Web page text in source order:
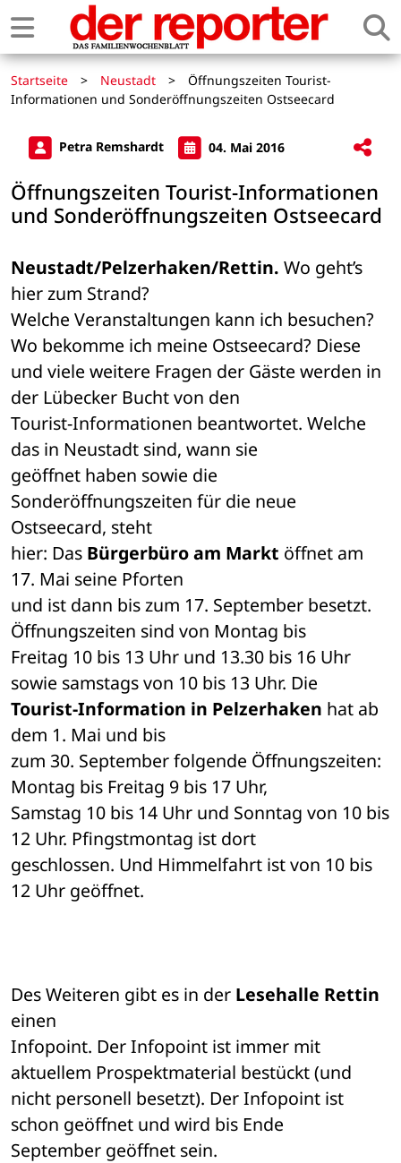
Startseite > Neustadt >
Öffnungszeiten Tourist-
Informationen und Sonderöffnungszeiten Ostseecard
Petra Remshardt 04. Mai 2016
Öffnungszeiten Tourist-Informationen
und Sonderöffnungszeiten Ostseecard
Neustadt/Pelzerhaken/Rettin. Wo geht’s
hier zum Strand?
Welche Veranstaltungen kann ich besuchen?
Wo bekomme ich meine Ostseecard? Diese
und viele weitere Fragen der Gäste werden in
der Lübecker Bucht von den
Tourist-Informationen beantwortet. Welche
das in Neustadt sind, wann sie
geöffnet haben sowie die
Sonderöffnungszeiten für die neue
Ostseecard, steht
hier: Das Bürgerbüro am Markt öffnet am
17. Mai seine Pforten
und ist dann bis zum 17. September besetzt.
Öffnungszeiten sind von Montag bis
Freitag 10 bis 13 Uhr und 13.30 bis 16 Uhr
Tourist-Information in Pelzerhaken hat ab
dem 1. Mai und bis
zum 30. September folgende Öffnungszeiten:
Montag bis Freitag 9 bis 17 Uhr,
Samstag 10 bis 14 Uhr und Sonntag von 10 bis
12 Uhr. Pfingstmontag ist dort
geschlossen. Und Himmelfahrt ist von 10 bis
12 Uhr geöffnet.
Des Weiteren gibt es in der Lesehalle Rettin
einen
Infopoint. Der Infopoint ist immer mit
aktuellem Prospektmaterial bestückt (und
nicht personell besetzt). Der Infopoint ist
schon geöffnet und wird bis Ende